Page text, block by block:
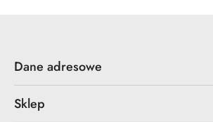
Dane adresowe
Sklep